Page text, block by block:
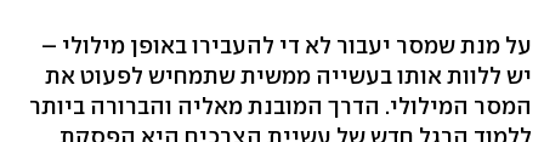
על מנת שמסר יעבור לא די להעבירו באופן מילולי –
יש ללוות אותו בעשייה ממשית שתמחיש לפעוט את
המסר המילולי. הדרך המובנת מאליה והברורה ביותר
ללמוד הרגל חדש של עשיית הצרכים היא הפסקת